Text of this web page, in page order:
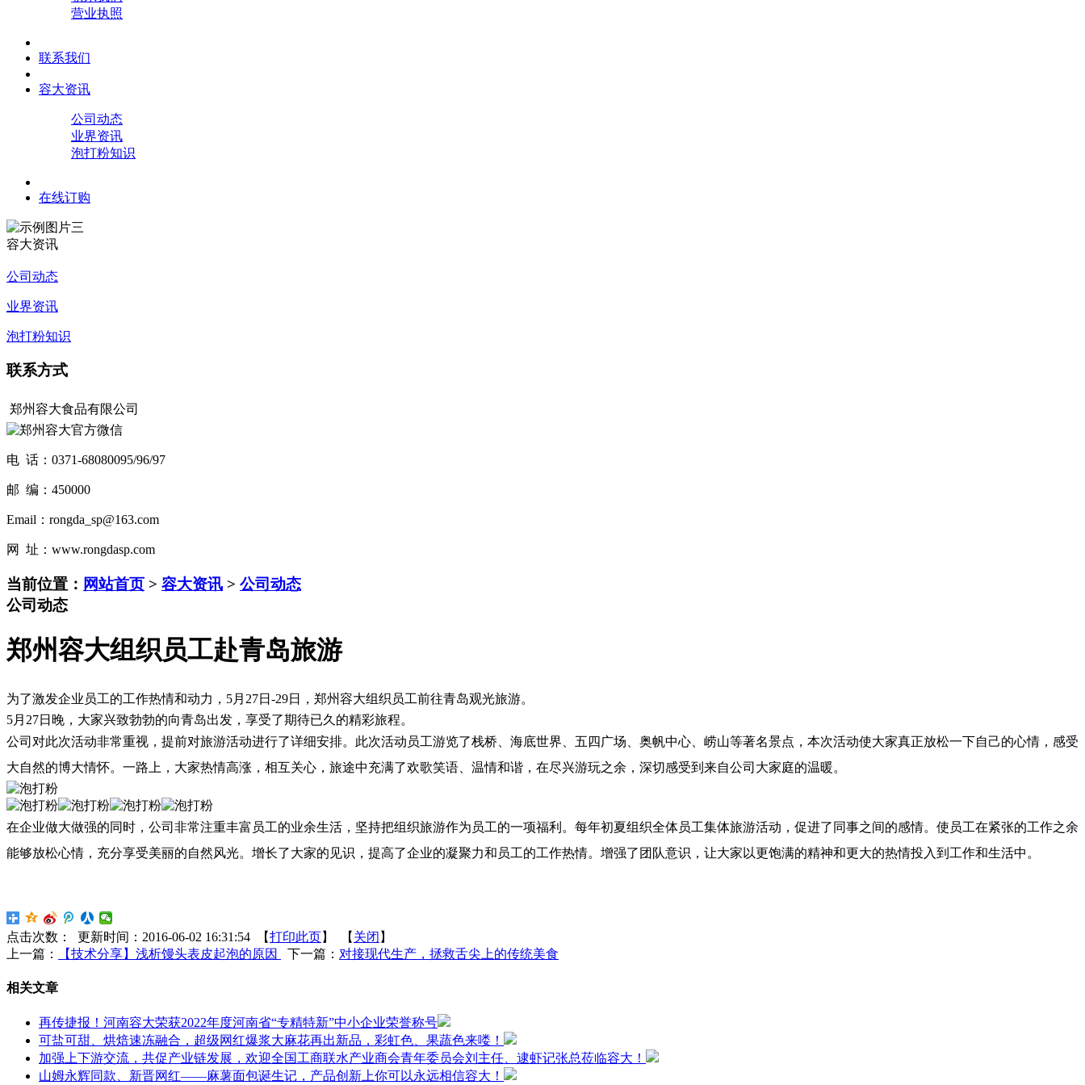
营业执照
联系我们
容大资讯
公司动态
业界资讯
泡打粉知识
在线订购
容大资讯
公司动态
业界资讯
泡打粉知识
联系方式
郑州容大食品有限公司
电 话：0371-68080095/96/97
邮 编：450000
Email：rongda_sp@163.com
网 址：www.rongdasp.com
当前位置： 网站首页 > 容大资讯 > 公司动态
公司动态
郑州容大组织员工赴青岛旅游
为了激发企业员工的工作热情和动力，5月27日-29日，郑州容大组织员工前往青岛观光旅游。
5月27日晚，大家兴致勃勃的向青岛出发，享受了期待已久的精彩旅程。
公司对此次活动非常重视，提前对旅游活动进行了详细安排。此次活动员工游览了栈桥、海底世界、五四广场、奥帆中心、崂山等著名景点，本次活动使大家真正放松一下自己的心情，感受
大自然的博大情怀。一路上，大家热情高涨，相互关心，旅途中充满了欢歌笑语、温情和谐，在尽兴游玩之余，深切感受到来自公司大家庭的温暖。
在企业做大做强的同时，公司非常注重丰富员工的业余生活，坚持把组织旅游作为员工的一项福利。每年初夏组织全体员工集体旅游活动，促进了同事之间的感情。使员工在紧张的工作之余
能够放松心情，充分享受美丽的自然风光。增长了大家的见识，提高了企业的凝聚力和员工的工作热情。增强了团队意识，让大家以更饱满的精神和更大的热情投入到工作和生活中。
点击次数： 更新时间：2016-06-02 16:31:54 【打印此页】 【 关闭 】
上一篇：
【技术分享】浅析馒头表皮起泡的原因 下一篇： 对接现代生产，拯救舌尖上的传统美食
相关文章
再传捷报！河南容大荣获2022年度河南省“专精特新”中小企业荣誉称号
可盐可甜、烘焙速冻融合，超级网红爆浆大麻花再出新品，彩虹色、果蔬色来喽！
加强上下游交流，共促产业链发展，欢迎全国工商联水产业商会青年委员会刘主任、逮虾记张总莅临容大！
山姆永辉同款、新晋网红——麻薯面包诞生记，产品创新上你可以永远相信容大！